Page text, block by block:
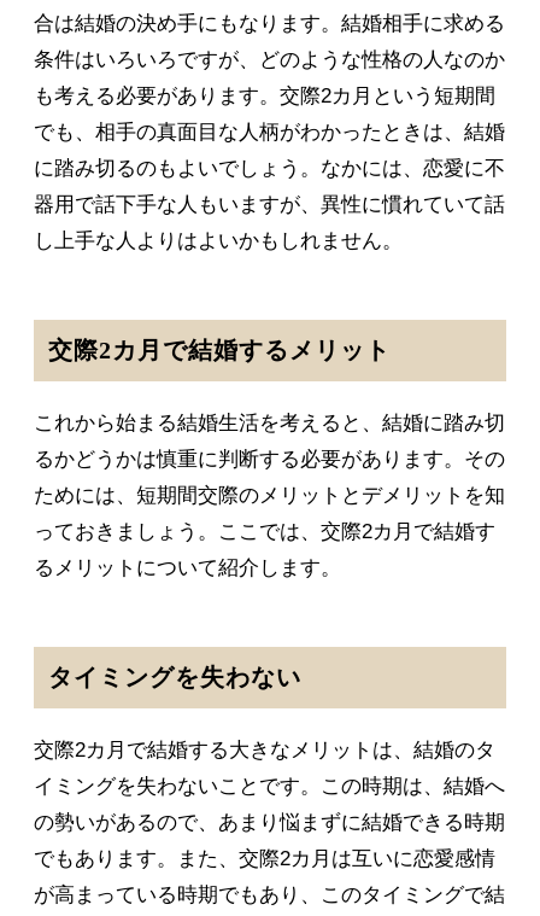
合は結婚の決め手にもなります。結婚相手に求める
条件はいろいろですが、どのような性格の人なのか
も考える必要があります。交際2カ月という短期間
でも、相手の真面目な人柄がわかったときは、結婚
に踏み切るのもよいでしょう。なかには、恋愛に不
器用で話下手な人もいますが、異性に慣れていて話
し上手な人よりはよいかもしれません。
交際2カ月で結婚するメリット
これから始まる結婚生活を考えると、結婚に踏み切
るかどうかは慎重に判断する必要があります。その
ためには、短期間交際のメリットとデメリットを知
っておきましょう。ここでは、交際2カ月で結婚す
るメリットについて紹介します。
タイミングを失わない
交際2カ月で結婚する大きなメリットは、結婚のタ
イミングを失わないことです。この時期は、結婚へ
の勢いがあるので、あまり悩まずに結婚できる時期
でもあります。また、交際2カ月は互いに恋愛感情
が高まっている時期でもあり、このタイミングで結